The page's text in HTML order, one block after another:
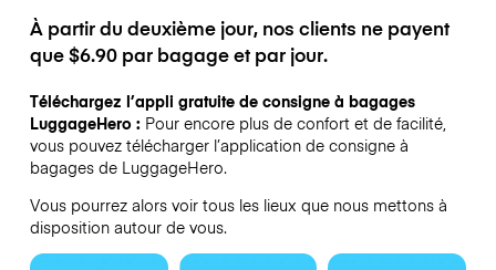
À partir du deuxième jour, nos clients ne payent
que $6.90 par bagage et par jour.
Téléchargez l’appli gratuite de consigne à bagages
LuggageHero :Pour encore plus de confort et de facilité,
vous pouvez télécharger l’application de consigne à
bagages de LuggageHero.
Vous pourrez alors voir tous les lieux que nous mettons à
disposition autour de vous.